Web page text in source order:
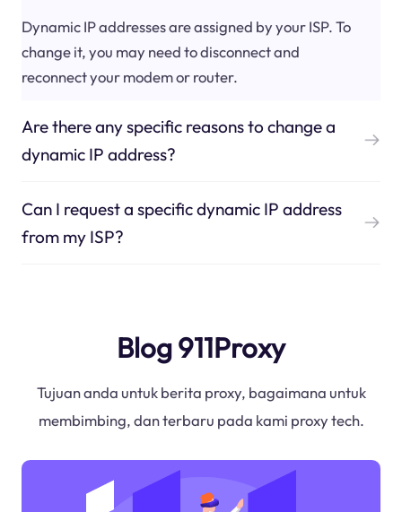
Dynamic IP addresses are assigned by your ISP. To
change it, you may need to disconnect and
reconnect your modem or router.
Are there any specific reasons to change a
dynamic IP address?
Can I request a specific dynamic IP address
from my ISP?
Blog 911Proxy
Tujuan anda untuk berita proxy, bagaimana untuk
membimbing, dan terbaru pada kami proxy tech.